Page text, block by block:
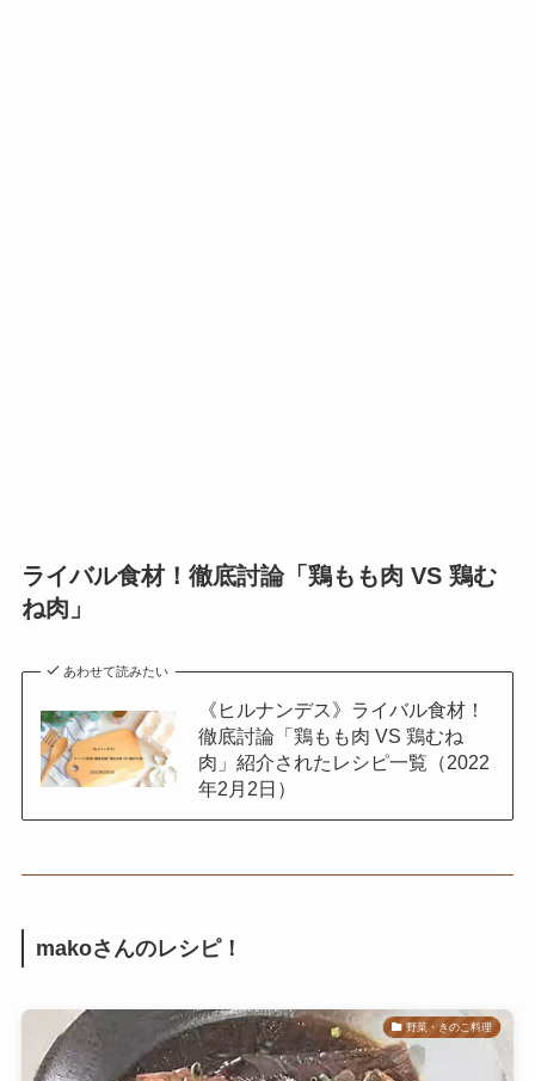
ライバル食材！徹底討論「鶏もも肉 VS 鶏む
ね肉」
あわせて読みたい
《ヒルナンデス》ライバル食材！
徹底討論「鶏もも肉 VS 鶏むね
肉」紹介されたレシピ一覧（2022
年2月2日）
makoさんのレシピ！
野菜・きのこ料理